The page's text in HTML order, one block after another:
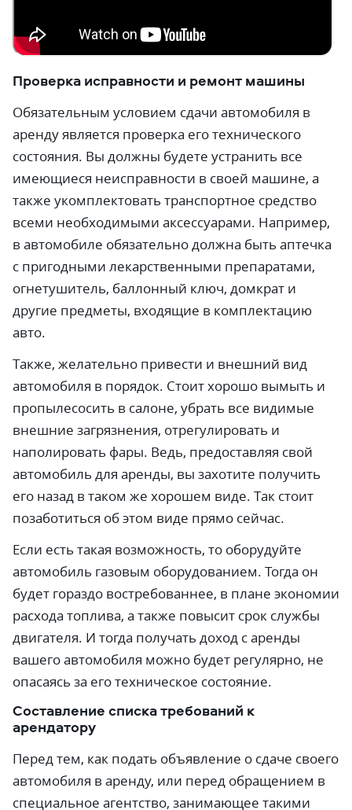
Проверка исправности и ремонт машины
Обязательным условием сдачи автомобиля в
аренду является проверка его технического
состояния. Вы должны будете устранить все
имеющиеся неисправности в своей машине, а
также укомплектовать транспортное средство
всеми необходимыми аксессуарами. Например,
в автомобиле обязательно должна быть аптечка
с пригодными лекарственными препаратами,
огнетушитель, баллонный ключ, домкрат и
другие предметы, входящие в комплектацию
авто.
Также, желательно привести и внешний вид
автомобиля в порядок. Стоит хорошо вымыть и
пропылесосить в салоне, убрать все видимые
внешние загрязнения, отрегулировать и
наполировать фары. Ведь, предоставляя свой
автомобиль для аренды, вы захотите получить
его назад в таком же хорошем виде. Так стоит
позаботиться об этом виде прямо сейчас.
Если есть такая возможность, то оборудуйте
автомобиль газовым оборудованием. Тогда он
будет гораздо востребованнее, в плане экономии
расхода топлива, а также повысит срок службы
двигателя. И тогда получать доход с аренды
вашего автомобиля можно будет регулярно, не
опасаясь за его техническое состояние.
Составление списка требований к
арендатору
Перед тем, как подать объявление о сдаче своего
автомобиля в аренду, или перед обращением в
специальное агентство, занимающее такими